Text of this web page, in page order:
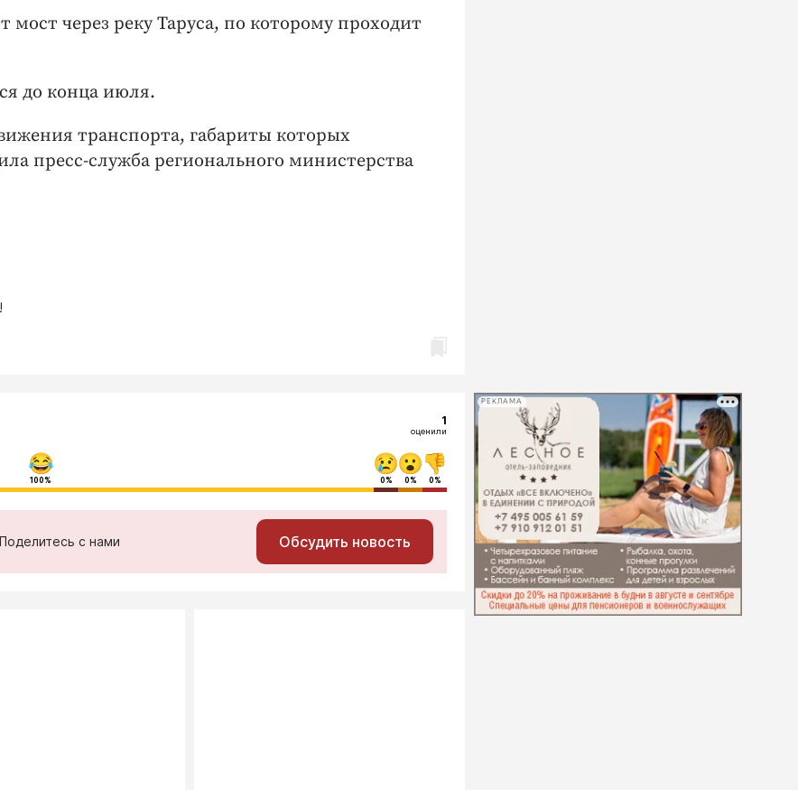
через реку Таруса, по которому проходит
до конца июля.
транспорта, габариты которых
пресс-служба регионального министерства
1
оценили
100% 0% 0% 0%
с нами Обсудить новость
РЕКЛАМА